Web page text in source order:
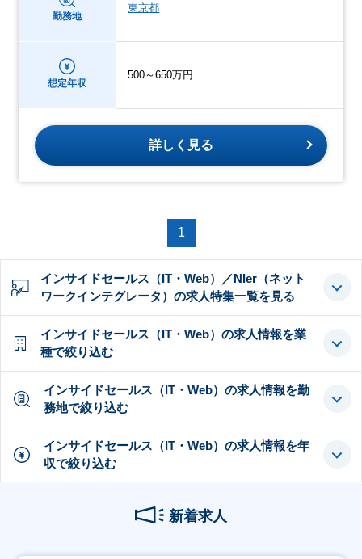
勤務地
東京都
想定年収
500～650万円
詳しく見る
1
インサイドセールス（IT・Web）／NIer（ネット
ワークインテグレータ）の求人特集一覧を見る
インサイドセールス（IT・Web）の求人情報を業
種で絞り込む
インサイドセールス（IT・Web）の求人情報を勤
務地で絞り込む
インサイドセールス（IT・Web）の求人情報を年
収で絞り込む
新着求人